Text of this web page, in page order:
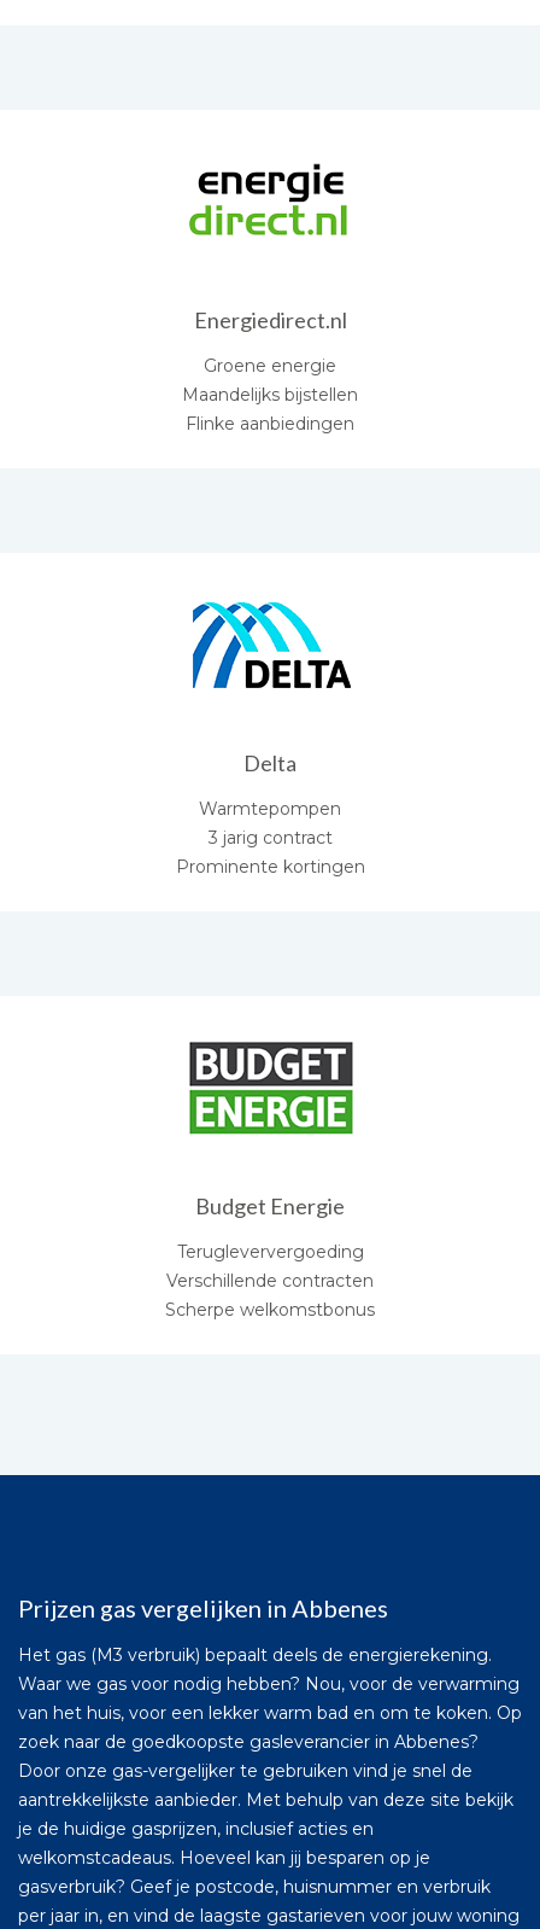
Energiedirect.nl
Groene energie
Maandelijks bijstellen
Flinke aanbiedingen
Delta
Warmtepompen
3 jarig contract
Prominente kortingen
Budget Energie
Terugleververgoeding
Verschillende contracten
Scherpe welkomstbonus
Prijzen gas vergelijken in Abbenes
Het gas (M3 verbruik) bepaalt deels de energierekening.
Waar we gas voor nodig hebben? Nou, voor de verwarming
van het huis, voor een lekker warm bad en om te koken. Op
zoek naar de goedkoopste gasleverancier in Abbenes?
Door onze gas-vergelijker te gebruiken vind je snel de
aantrekkelijkste aanbieder. Met behulp van deze site bekijk
je de huidige gasprijzen, inclusief acties en
welkomstcadeaus. Hoeveel kan jij besparen op je
gasverbruik? Geef je postcode, huisnummer en verbruik
per jaar in, en vind de laagste gastarieven voor jouw woning